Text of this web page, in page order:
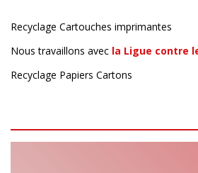
Recyclage Cartouches imprimantes
Nous travaillons avec la Ligue contre
Recyclage Papiers Cartons